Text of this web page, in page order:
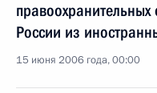
России из
15 июня 2006 года, 00:00